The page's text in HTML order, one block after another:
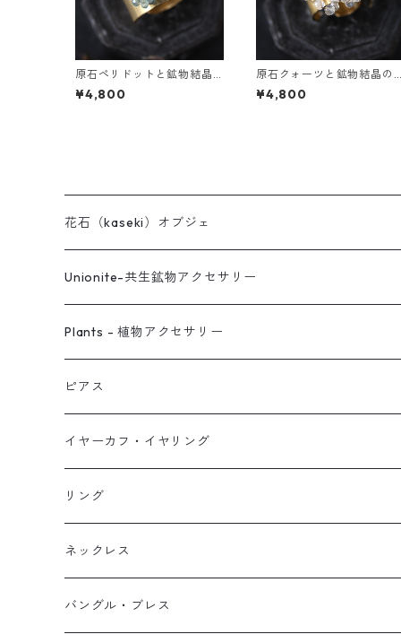
原石ペリドットと鉱物結晶
の真鍮幅広イヤーカフ
¥4,800
原石クォーツと鉱物結晶の
真鍮幅広イヤーカフ
¥4,800
花石（kaseki）オブジェ
Unionite-共生鉱物アクセサリー
ピアス
ネックレス
イヤーカフ
イヤリング
Plants - 植物アクセサリー
ピアス
ネックレス
リング
ブレス
オブジェ
ピアス
スタッド・一粒
フック・ぶら下がり
フープ
イヤーカフ・イヤリング
原石イヤーカフ
植物イヤーカフ
ぶら下がりイヤーカフ
リング
ネックレス
バングル・ブレス